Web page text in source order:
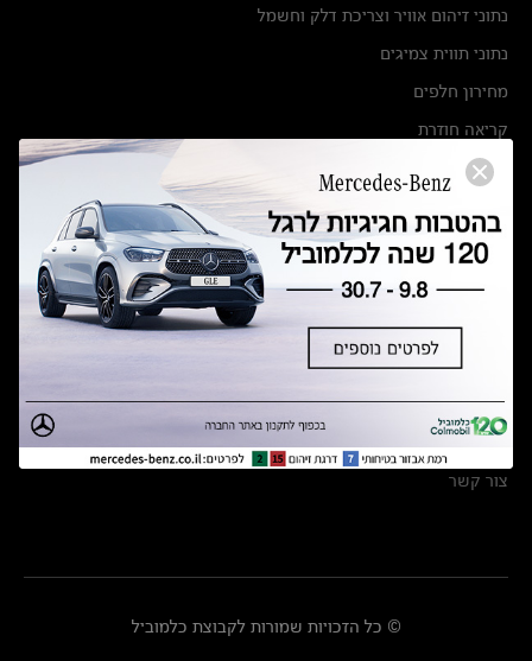
נתוני זיהום אוויר וצריכת דלק וחשמל
נתוני תווית צמיגים
מחירון חלפים
קריאה חוזרת
הודעה על הטבות לרכבי מרצדס בהסדר פשרה בתצ 56447-02-19
תקנון ימי מכירות 120 לכלמוביל
מצאו אותנו
אולמות תצוגה
מרכזי שירות
צור קשר
© כל הזכויות שמורות לקבוצת כלמוביל